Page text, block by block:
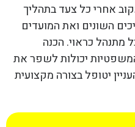
אחרי כל צעד בתהליך
השונים ואת המועדים
כראוי. הכנה
יכולות לשפר את
יטופל בצורה מקצועית